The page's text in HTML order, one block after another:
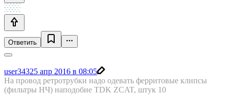
Ответить
user34325 апр 2016 в 08:05
На провод ретротрубки надо одевать ферритовые клипсы
(фильтры НЧ) наподобие TDK ZCAT, штук 10